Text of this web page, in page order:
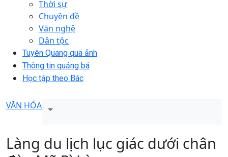
Thời sự
Chuyên đề
Văn nghệ
Dân tộc
Tuyên Quang qua ảnh
Thông tin quảng bá
Học tập theo Bác
VĂN HÓA
Làng du lịch lục giác dưới chân